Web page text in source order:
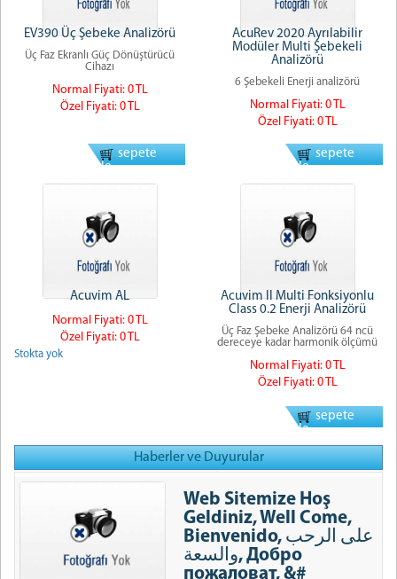
EV390 Üç Şebeke Analizörü
Üç Faz Ekranlı Güç Dönüştürücü
Cihazı
Normal Fiyati: 0 TL
Özel Fiyati: 0 TL
sepete
ekle
AcuRev 2020 Ayrılabilir
Modüler Multi Şebekeli
Analizörü
6 Şebekeli Enerji analizörü
Normal Fiyati: 0 TL
Özel Fiyati: 0 TL
sepete
ekle
Acuvim AL
Normal Fiyati: 0 TL
Özel Fiyati: 0 TL
Stokta yok
Acuvim II Multi Fonksiyonlu
Class 0.2 Enerji Analizörü
Üç Faz Şebeke Analizörü 64 ncü
dereceye kadar harmonik ölçümü
Normal Fiyati: 0 TL
Özel Fiyati: 0 TL
sepete
ekle
Haberler ve Duyurular
Web Sitemize Hoş
Geldiniz, Well Come,
Bienvenido, على الرحب
والسعة, Добро
пожаловат, &#